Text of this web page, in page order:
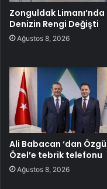
Zonguldak Limanı’nda
Denizin Rengi Değişti
Ağustos 8, 2026
Ali Babacan ‘dan
Özel’e tebrik telefonu
Ağustos 8, 2026